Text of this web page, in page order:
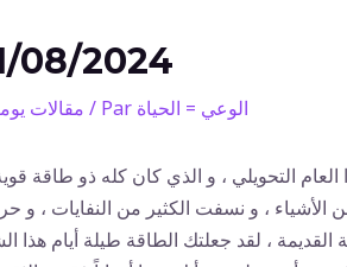
08/2024
مقالات / Par الوعي = الحياة
التحويلي ، و الذي كان كله ذو طاقة
الأشياء ، و نسفت الكثير من النفايات ، و
، لقد جعلتك الطاقة طيلة أيام هذا